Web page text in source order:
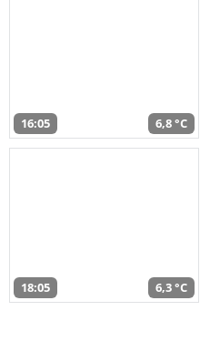
16:05 6,8 °C
18:05 6,3 °C